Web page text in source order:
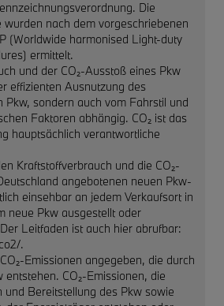
Die
wurden nach dem vorgeschriebenen
(Worldwide harmonised Light-duty
ermittelt.
und der CO₂-Ausstoß eines Pkw
effizienten Ausnutzung des
Pkw, sondern auch vom Fahrstil und
Faktoren abhängig. CO₂ ist das
hauptsächlich verantwortliche
Kraftstoffverbrauch und die CO₂-
angebotenen neuen Pkw-
einsehbar an jedem Verkaufsort in
neue Pkw ausgestellt oder
Leitfaden ist auch hier abrufbar:
.
Emissionen angegeben, die durch
entstehen. CO₂-Emissionen, die
und Bereitstellung des Pkw sowie